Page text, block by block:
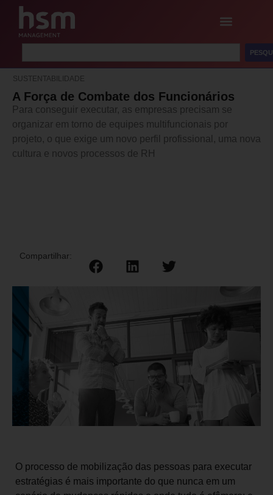
SUSTENTABILIDADE
A Força de Combate dos Funcionários
Para conseguir executar, as empresas precisam se
organizar em torno de equipes multifuncionais por
projeto, o que exige um novo perfil profissional, uma nova
cultura e novos processos de RH
Compartilhar:
O processo de mobilização das pessoas para executar
estratégias é mais importante do que nunca em um